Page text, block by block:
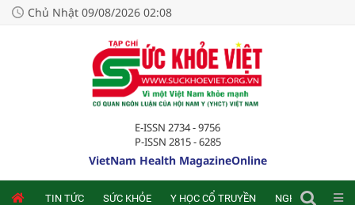
Chủ Nhật 09/08/2026 02:08
E-ISSN 2734 - 9756
P-ISSN 2815 - 6285
VietNam Health MagazineOnline
TIN TỨC SỨC KHỎE Y HỌC CỔ TRUYỀN NGHIÊN CỨU